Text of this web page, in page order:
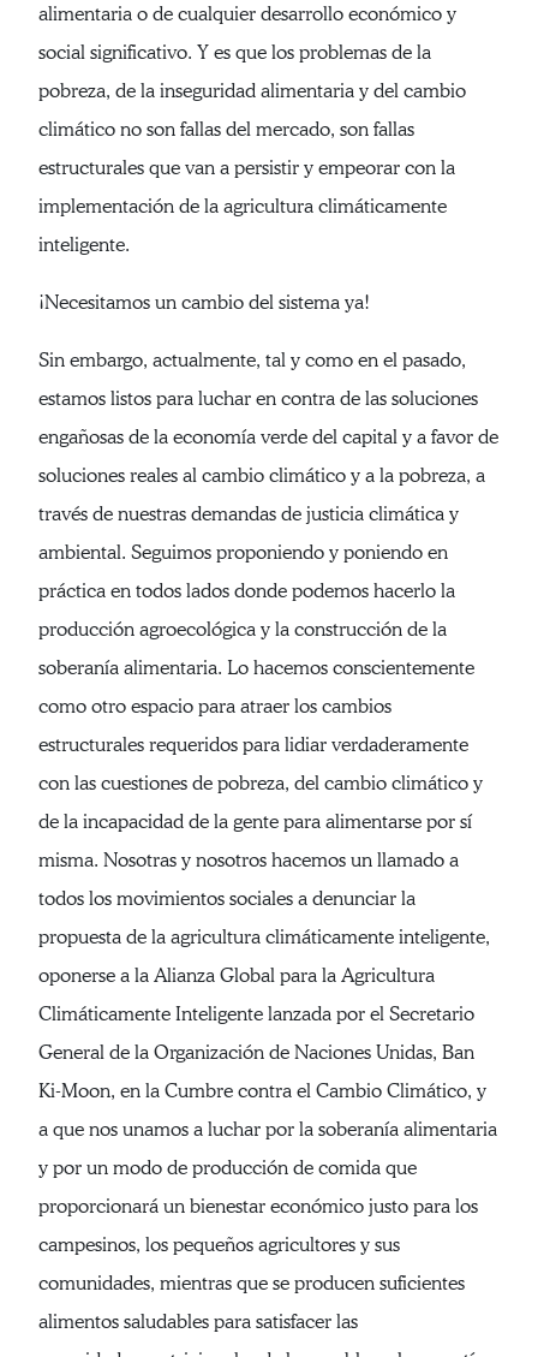
alimentaria o de cualquier desarrollo económico y
social significativo. Y es que los problemas de la
pobreza, de la inseguridad alimentaria y del cambio
climático no son fallas del mercado, son fallas
estructurales que van a persistir y empeorar con la
implementación de la agricultura climáticamente
inteligente.
¡Necesitamos un cambio del sistema ya!
Sin embargo, actualmente, tal y como en el pasado,
estamos listos para luchar en contra de las soluciones
engañosas de la economía verde del capital y a favor de
soluciones reales al cambio climático y a la pobreza, a
través de nuestras demandas de justicia climática y
ambiental. Seguimos proponiendo y poniendo en
práctica en todos lados donde podemos hacerlo la
producción agroecológica y la construcción de la
soberanía alimentaria. Lo hacemos conscientemente
como otro espacio para atraer los cambios
estructurales requeridos para lidiar verdaderamente
con las cuestiones de pobreza, del cambio climático y
de la incapacidad de la gente para alimentarse por sí
misma. Nosotras y nosotros hacemos un llamado a
todos los movimientos sociales a denunciar la
propuesta de la agricultura climáticamente inteligente,
oponerse a la Alianza Global para la Agricultura
Climáticamente Inteligente lanzada por el Secretario
General de la Organización de Naciones Unidas, Ban
Ki-Moon, en la Cumbre contra el Cambio Climático, y
a que nos unamos a luchar por la soberanía alimentaria
y por un modo de producción de comida que
proporcionará un bienestar económico justo para los
campesinos, los pequeños agricultores y sus
comunidades, mientras que se producen suficientes
alimentos saludables para satisfacer las